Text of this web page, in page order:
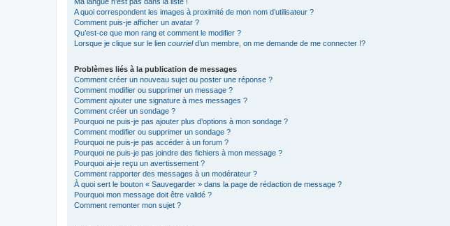
A quoi correspondent les images à proximité de mon nom d’utilisateur ?
Comment puis-je afficher un avatar ?
Qu’est-ce que mon rang et comment le modifier ?
Lorsque je clique sur le lien courrield’un membre, on me demande de me connecter !?
Problèmes liés à la publication de messages
Comment créer un nouveau sujet ou poster une réponse ?
Comment modifier ou supprimer un message ?
Comment ajouter une signature à mes messages ?
Comment créer un sondage ?
Pourquoi ne puis-je pas ajouter plus d’options à mon sondage ?
Comment modifier ou supprimer un sondage ?
Pourquoi ne puis-je pas accéder à un forum ?
Pourquoi ne puis-je pas joindre des fichiers à mon message ?
Pourquoi ai-je reçu un avertissement ?
Comment rapporter des messages à un modérateur ?
À quoi sert le bouton « Sauvegarder » dans la page de rédaction de message ?
Pourquoi mon message doit être validé ?
Comment remonter mon sujet ?